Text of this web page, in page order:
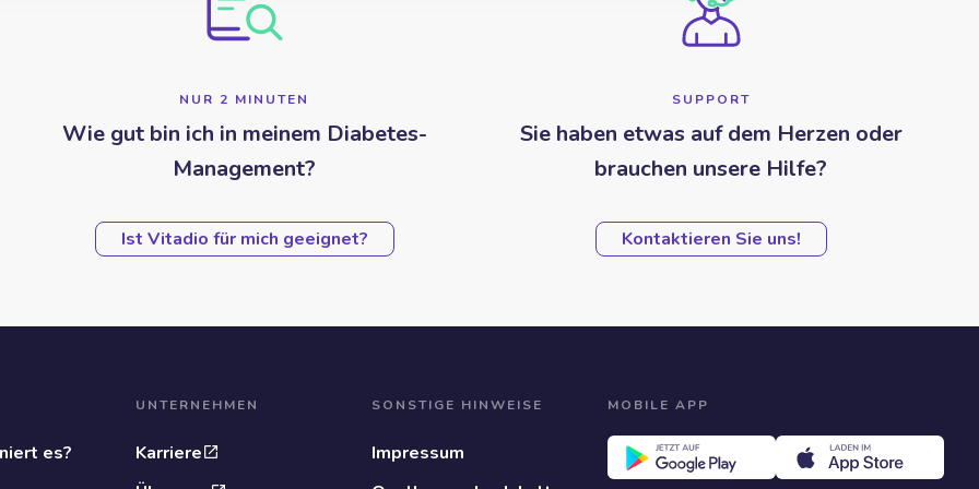
NUR 2 MINUTEN
Wie gut bin ich in meinem Diabetes-
Management?
Ist Vitadio für mich geeignet?
SUPPORT
Sie haben etwas auf dem Herzen oder
brauchen unsere Hilfe?
Kontaktieren Sie uns!
es?
UNTERNEHMEN
Karriere
SONSTIGE HINWEISE
Impressum
MOBILE APP